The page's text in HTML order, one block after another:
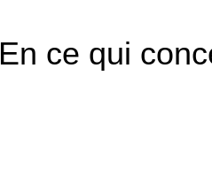
En ce qui